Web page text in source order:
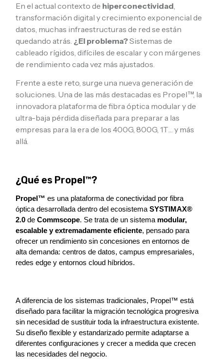
En el actual contexto de hiperconectividad
transformación digital y crecimiento exponencial de
datos, muchas infraestructuras de red se están
quedando atrás. ¿El problema?Sistemas de
cableado rígidos, difíciles de escalar y con márgenes
de rendimiento cada vez más ajustados.
Frente a este reto, surge una nueva generación de
soluciones. Una de las más destacadas es Propel™, la
innovadora plataforma de fibra óptica modular y de
ultra-baja pérdida diseñada para preparar a las
empresas para la era de los 400G, 800G, 1T… y más
allá.
¿Qué es Propel™?
Propel™ es una plataforma de conectividad por fibra
óptica desarrollada dentro del ecosistema SYSTIMAX®
2.0 de Commscope. Se trata de un sistema modular,
escalable y extremadamente eficiente, pensado para
ofrecer un rendimiento sin concesiones en entornos de
alta demanda: centros de datos, campus empresariales,
redes edge y entornos cloud híbridos.
A diferencia de los sistemas tradicionales, Propel™ está
diseñado para facilitar la migración tecnológica progresiva
sin necesidad de sustituir toda la infraestructura existente.
Su diseño flexible y estandarizado permite adaptarse a
diferentes configuraciones y crecer a medida que crecen
las necesidades del negocio.